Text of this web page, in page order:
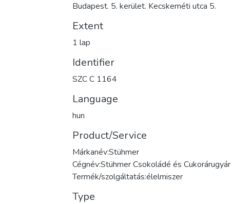
Budapest. 5. kerület. Kecskeméti utca 5.
Extent
1 lap
Identifier
SZC C 1164
Language
hun
Product/Service
Márkanév:Stühmer
Cégnév:Stühmer Csokoládé és Cukorárugyár
Termék/szolgáltatás:élelmiszer
Type